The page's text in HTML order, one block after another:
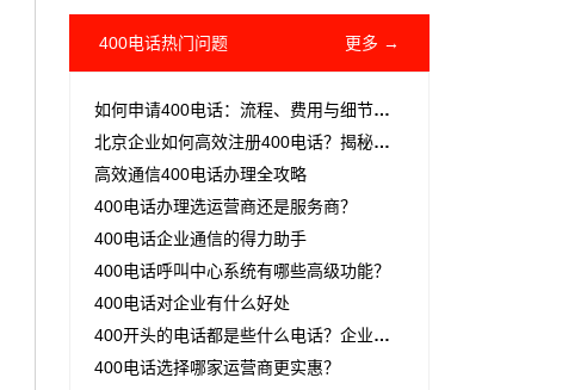
400电话热门问题 更多 →
如何申请400电话：流程、费用与细节全解析
北京企业如何高效注册400电话？揭秘申请流程与资费优势
高效通信400电话办理全攻略
400电话办理选运营商还是服务商？
400电话企业通信的得力助手
400电话呼叫中心系统有哪些高级功能？
400电话对企业有什么好处
400开头的电话都是些什么电话？企业主看完这篇就懂了
400电话选择哪家运营商更实惠？